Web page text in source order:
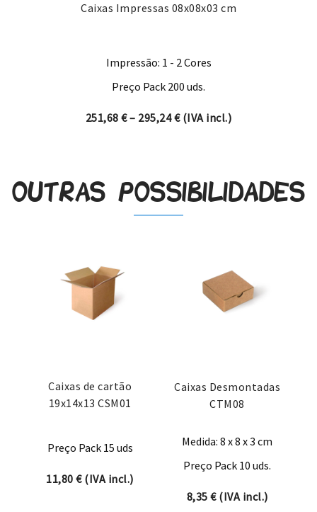
Caixas Impressas 08x08x03 cm
Impressão: 1 - 2 Cores
Preço Pack 200 uds.
251,68€– 295,24€Price range: 251,68 €
(IVA incl.)
Outras possibilidades
Caixas de cartão
19x14x13 CSM01
Preço Pack 15 uds
11,80€(IVA incl.)
Caixas Desmontadas
CTM08
Medida: 8 x 8 x 3 cm
Preço Pack 10 uds.
8,35 €(IVA incl.)